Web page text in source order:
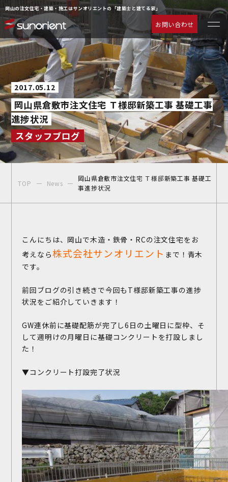
岡山の注文住宅・建築・施工はサンオリエントの「建築士と建てる家」
お問い合わせ
一級建築士の相談室
注文住宅について
ラインナップ
サービス
施工事例
物件情報
お客様の声
動画ギャラリー
よくあるご質問
企業情報
お知らせ
お問い合わせ
2017.05.12
岡山県倉敷市注文住宅 Ｔ様邸新築工事 基礎工事
進捗状況
スタッフブログ
TOP News
岡山県倉敷市注文住宅 Ｔ様邸新築工事 基礎工
事進捗状況
こんにちは、岡山で木造・鉄骨・RCの注文住宅をお
考えなら株式会社サンオリエント まで！青木
です。
前回ブログの引き続きで今回もT様邸新築工事の進捗
状況をご紹介していきます！
GW連休前に基礎配筋が完了し6日の土曜日に型枠、そ
して週明けの月曜日に基礎コンクリートを打設しまし
た！
▼コンクリート打設完了状況